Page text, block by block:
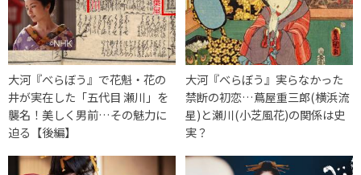
大河『べらぼう』で花魁・花の
井が実在した「五代目 瀬川」を
襲名！美しく男前…その魅力に
迫る【後編】
大河『べらぼう』実らなかった
禁断の初恋…蔦屋重三郎(横浜流
星)と瀬川(小芝風花)の関係は史
実？